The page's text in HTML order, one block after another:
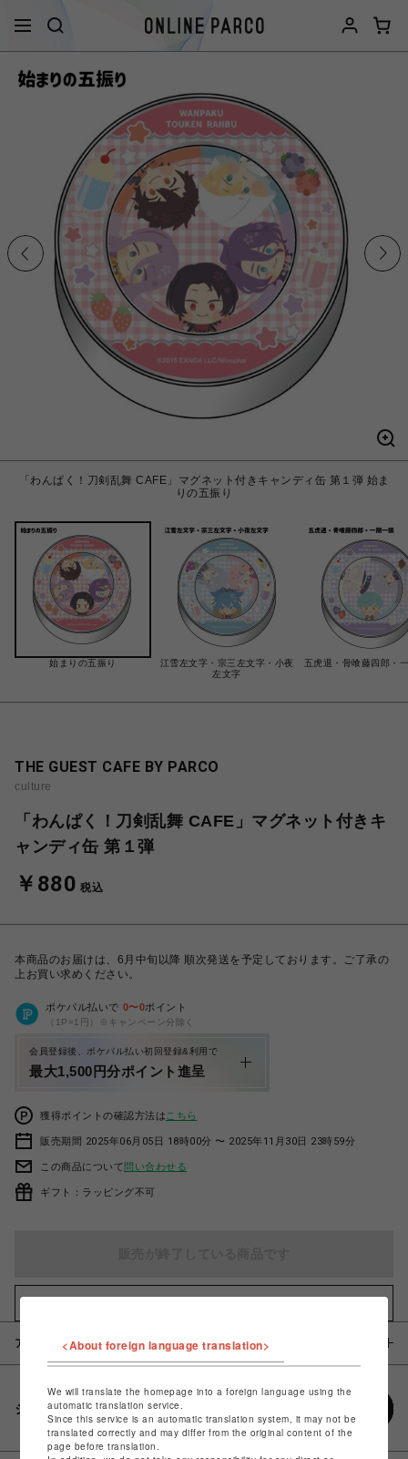
「わんぱく！刀剣乱舞 CAFE」マグネット付きキャンディ缶 第１弾 始ま
りの五振り
始まりの五振り
江雪左文字・宗三左文字・小夜
左文字
五虎退・骨喰藤四郎・
THE GUEST CAFE BY PARCO
culture
「わんぱく！刀剣乱舞 CAFE」マグネット付きキ
ャンディ缶 第１弾
￥880 税込
本商品のお届けは、6月中旬以降 順次発送を予定しております。ご了承の
上お買い求めください。
ポケパル払いで 0〜0ポイント
（1P=1円）※キャンペーン分除く
会員登録後、ポケパル払い初回登録&利用で
最大1,500円分ポイント進呈
獲得ポイントの確認方法は こちら
販売期間 2025年06月05日 18時00分 〜 2025年11月30日 23時59分
この商品について問い合わせる
ギフト：ラッピング不可
アイテム説明 / 素材
シェアする
<About foreign language translation>
We will translate the homepage into a foreign language using the
automatic translation service.
Since this service is an automatic translation system, it may not be
translated correctly and may differ from the original content of the
page before translation.